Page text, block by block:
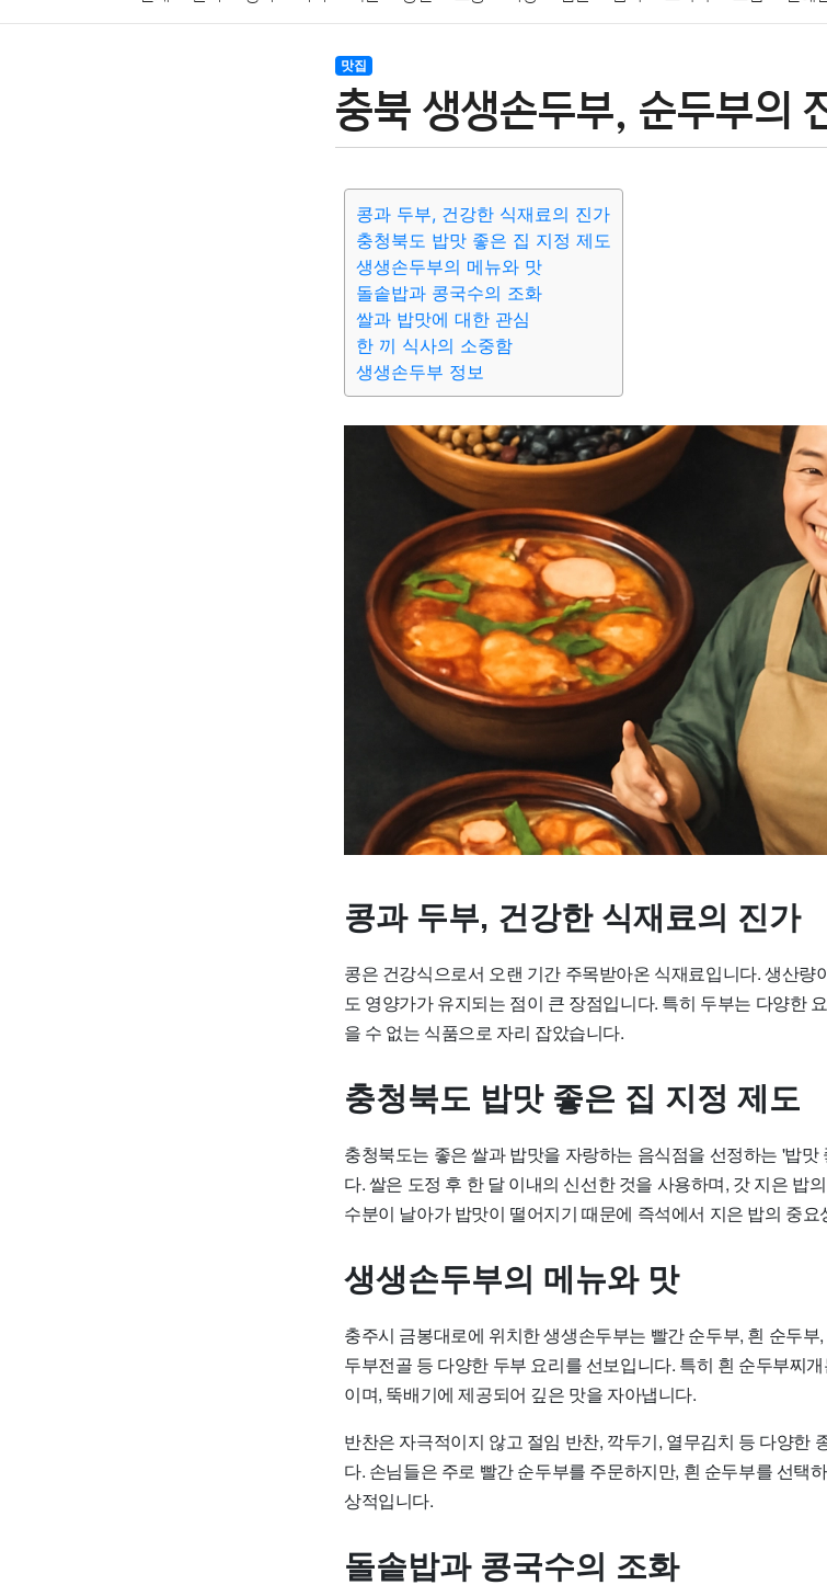
결혼 육아
기술 종교 사회 정치 건강 의료 의학 경제 마케팅
맛집
충북 생생손두부, 순두부의
콩과 두부, 건강한 식재료의 진가
충청북도 밥맛 좋은 집 지정 제도
생생손두부의 메뉴와 맛
돌솥밥과 콩국수의 조화
쌀과 밥맛에 대한 관심
한 끼 식사의 소중함
생생손두부 정보
콩과 두부, 건강한 식재료의 진가
콩은 건강식으로서 오랜 기간 주목받아온 식재료입니다. 생산량
도 영양가가 유지되는 점이 큰 장점입니다. 특히 두부는 다양한
을 수 없는 식품으로 자리 잡았습니다.
충청북도 밥맛 좋은 집 지정 제도
충청북도는 좋은 쌀과 밥맛을 자랑하는 음식점을 선정하는 '밥
다. 쌀은 도정 후 한 달 이내의 신선한 것을 사용하며, 갓 지은 밥
수분이 날아가 밥맛이 떨어지기 때문에 즉석에서 지은 밥의 중요
생생손두부의 메뉴와 맛
충주시 금봉대로에 위치한 생생손두부는 빨간 순두부, 흰 순두
두부전골 등 다양한 두부 요리를 선보입니다. 특히 흰 순두부찌
이며, 뚝배기에 제공되어 깊은 맛을 자아냅니다.
반찬은 자극적이지 않고 절임 반찬, 깍두기, 열무김치 등 다양한
다. 손님들은 주로 빨간 순두부를 주문하지만, 흰 순두부를 선택
상적입니다.
돌솥밥과 콩국수의 조화